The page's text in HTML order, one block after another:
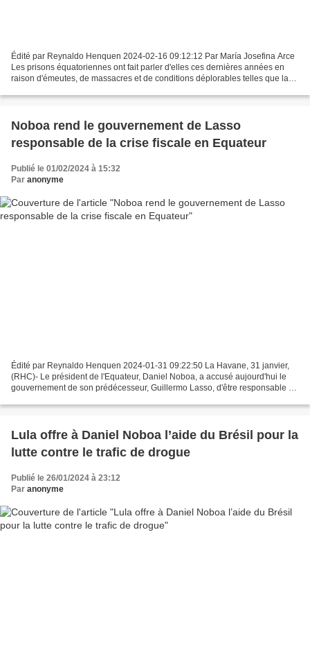
Édité par Reynaldo Henquen 2024-02-16 09:12:12 Par María Josefina Arce
Les prisons équatoriennes ont fait parler d'elles ces dernières années en
raison d'émeutes, de massacres et de conditions déplorables telles que la
Noboa rend le gouvernement de Lasso
responsable de la crise fiscale en Equateur
Publié le 01/02/2024 à 15:32
Par anonyme
Édité par Reynaldo Henquen 2024-01-31 09:22:50 La Havane, 31 janvier,
(RHC)- Le président de l'Equateur, Daniel Noboa, a accusé aujourd'hui le
gouvernement de son prédécesseur, Guillermo Lasso, d'être responsable de
Lula offre à Daniel Noboa l’aide du Brésil pour la
lutte contre le trafic de drogue
Publié le 26/01/2024 à 23:12
Par anonyme